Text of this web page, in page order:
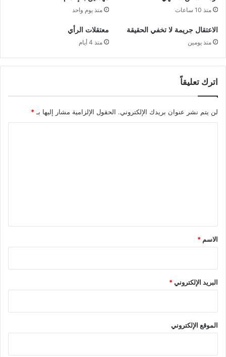
منذ 10 ساعات
منذ يوم واحد
الاعتقال جريمة لا تخفي الحقيقة
منذ يومين
معتقلات الرأي
منذ 4 أيام
اترك تعليقاً
لن يتم نشر عنوان بريدك الإلكتروني. الحقول الإلزامية مشار إليها بـ *
*
الاسم *
البريد الإلكتروني*
الموقع الإلكتروني